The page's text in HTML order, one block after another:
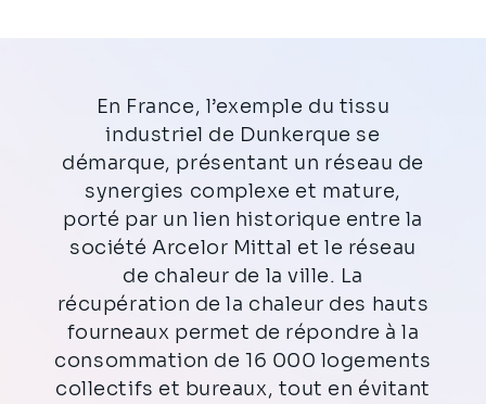
En France, l’exemple du tissu
industriel de Dunkerque se
démarque, présentant un réseau de
synergies complexe et mature,
porté par un lien historique entre la
société Arcelor Mittal et le réseau
de chaleur de la ville. La
récupération de la chaleur des hauts
fourneaux permet de répondre à la
consommation de 16 000 logements
collectifs et bureaux, tout en évitant